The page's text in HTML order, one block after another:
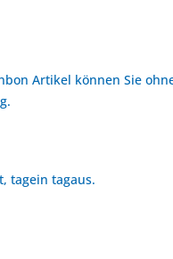
Artikel können Sie
tagein tagaus.